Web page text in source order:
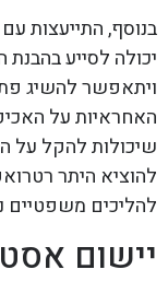
בנוסף, התייעצות עם
יכולה לסייע
ויתאפשר להשיג
האחראיות על
שיכולות להקל על
להוציא היתר
להליכים משפטיים
יישום